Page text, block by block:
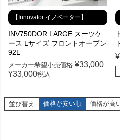
【Innovator イノベーター】
INV750DOR LARGE スーツケ
ース Lサイズ フロントオープン
92L
メーカー希望小売価格 ¥33,000
¥33,000税込
ト
¥
並び替え 価格が安い順 価格が高